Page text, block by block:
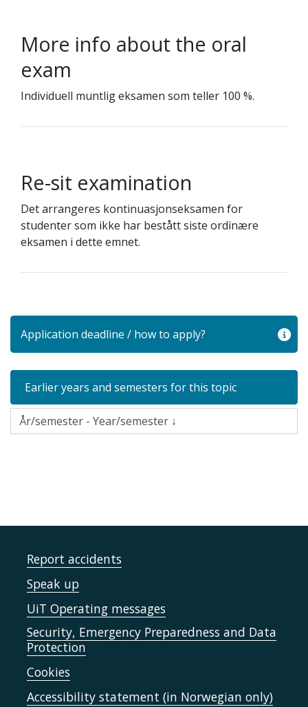
More info about the oral
exam
Individuell muntlig eksamen som teller 100 %.
Re-sit examination
Det arrangeres kontinuasjonseksamen for
studenter som ikke har bestått siste ordinære
eksamen i dette emnet.
Application deadline / how to apply?
Earlier years and semesters for this topic
Report accidents
Speak up
UiT Operating messages
Security, Emergency Preparedness and Data
Protection
Cookies
Accessibility statement (in Norwegian only)